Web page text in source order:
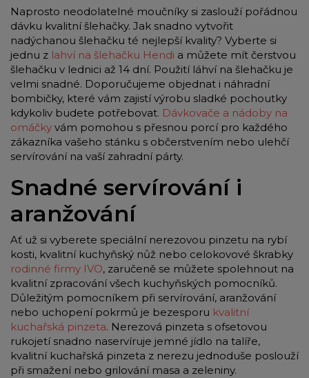
Naprosto neodolatelné moučníky si zaslouží pořádnou
dávku kvalitní šlehačky. Jak snadno vytvořit
nadýchanou šlehačku té nejlepší kvality? Vyberte si
jednu z lahví na šlehačku Hendi a můžete mít čerstvou
šlehačku v lednici až 14 dní. Použití láhví na šlehačku je
velmi snadné. Doporučujeme objednat i náhradní
bombičky, které vám zajistí výrobu sladké pochoutky
kdykoliv budete potřebovat. Dávkovače a nádoby na
omáčky vám pomohou s přesnou porcí pro každého
zákazníka vašeho stánku s občerstvením nebo ulehčí
servírování na vaší zahradní párty.
Snadné servírování i
aranžování
Ať už si vyberete speciální nerezovou pinzetu na rybí
kosti, kvalitní kuchyňský nůž nebo celokovové škrabky
rodinné firmy IVO, zaručeně se můžete spolehnout na
kvalitní zpracování všech kuchyňských pomocníků.
Důležitým pomocníkem při servírování, aranžování
nebo uchopení pokrmů je bezesporu kvalitní
kuchařská pinzeta. Nerezová pinzeta s ofsetovou
rukojetí snadno naservíruje jemné jídlo na talíře,
kvalitní kuchařská pinzeta z nerezu jednoduše poslouží
při smažení nebo grilování masa a zeleniny.